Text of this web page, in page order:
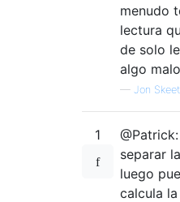
menudo
lectura
de solo
algo
— Jon Skeet
1
separar
luego
calcula